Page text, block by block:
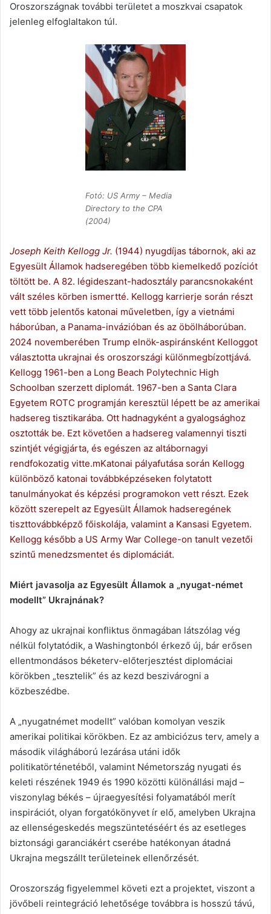
Oroszországnak további területet a moszkvai csapatok
jelenleg elfoglaltakon túl.
Fotó: US Army – Media
Directory to the CPA
(2004)
Joseph Keith Kellogg Jr. (1944) nyugdíjas tábornok, aki az
Egyesült Államok hadseregében több kiemelkedő pozíciót
töltött be. A 82. légideszant-hadosztály parancsnokaként
vált széles körben ismertté. Kellogg karrierje során részt
vett több jelentős katonai műveletben, így a vietnámi
háborúban, a Panama-invázióban és az öbölháborúban.
2024 novemberében Trump elnök-aspiránsként Kelloggot
választotta ukrajnai és oroszországi különmegbízottjává.
Kellogg 1961-ben a Long Beach Polytechnic High
Schoolban szerzett diplomát. 1967-ben a Santa Clara
Egyetem ROTC programján keresztül lépett be az amerikai
hadsereg tisztikarába. Ott hadnagyként a gyalogsághoz
osztották be. Ezt követően a hadsereg valamennyi tiszti
szintjét végigjárta, és egészen az altábornagyi
rendfokozatig vitte.mKatonai pályafutása során Kellogg
különböző katonai továbbképzéseken folytatott
tanulmányokat és képzési programokon vett részt. Ezek
között szerepelt az Egyesült Államok hadseregének
tiszttovábbképző főiskolája, valamint a Kansasi Egyetem.
Kellogg később a US Army War College-on tanult vezetői
szintű menedzsmentet és diplomáciát.
Miért javasolja az Egyesült Államok a „nyugat-német
modellt” Ukrajnának?
Ahogy az ukrajnai konfliktus önmagában látszólag vég
nélkül folytatódik, a Washingtonból érkező új, bár erősen
ellentmondásos béketerv-előterjesztést diplomáciai
körökben „tesztelik” és az kezd beszivárogni a
közbeszédbe.
A „nyugatnémet modellt” valóban komolyan veszik
amerikai politikai körökben. Ez az ambiciózus terv, amely a
második világháború lezárása utáni idők
politikatörténetéből, valamint Németország nyugati és
keleti részének 1949 és 1990 közötti különállási majd –
viszonylag békés – újraegyesítési folyamatából merít
inspirációt, olyan forgatókönyvet ír elő, amelyben Ukrajna
az ellenségeskedés megszüntetéséért és az esetleges
biztonsági garanciákért cserébe hatékonyan átadná
Ukrajna megszállt területeinek ellenőrzését.
Oroszország figyelemmel követi ezt a projektet, viszont a
jövőbeli reintegráció lehetősége továbbra is hosszú távú,